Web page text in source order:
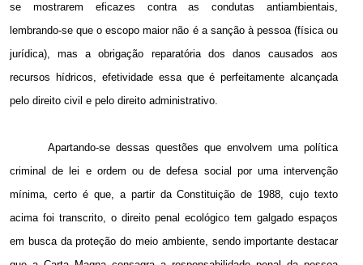
se mostrarem eficazes contra as condutas antiambientais,
lembrando-se que o escopo maior não é a sanção à pessoa (física ou
jurídica), mas a obrigação reparatória dos danos causados aos
recursos hídricos, efetividade essa que é perfeitamente alcançada
pelo direito civil e pelo direito administrativo.
Apartando-se dessas questões que envolvem uma política
criminal de lei e ordem ou de defesa social por uma intervenção
mínima, certo é que, a partir da Constituição de 1988, cujo texto
acima foi transcrito, o direito penal ecológico tem galgado espaços
em busca da proteção do meio ambiente, sendo importante destacar